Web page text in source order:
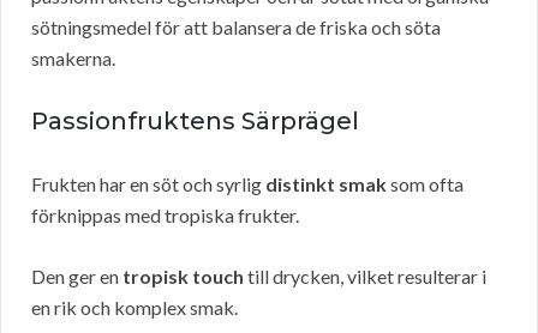
sötningsmedel för att balansera de friska och söta
smakerna.
Passionfruktens Särprägel
Frukten har en söt och syrlig distinkt smaksom ofta
förknippas med tropiska frukter.
Den ger en tropisk touch till drycken, vilket resulterar i
en rik och komplex smak.